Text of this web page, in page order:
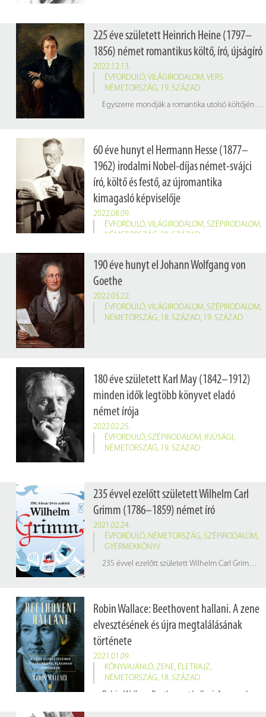
225 éve született Heinrich Heine (1797–
1856) német romantikus költő, író, újságíró
2022.12.13.
ÉVFORDULÓ, VILÁGIRODALOM, VERS,
NÉMETORSZÁG, 19. SZÁZAD
Egyszerre mondják a romantika utolsó költőjének és a romantikát meghaladó realista és modern költőnek.
60 éve hunyt el Hermann Hesse (1877–
1962) irodalmi Nobel-díjas német-svájci
író, költő és festő, az újromantika
kimagasló képviselője
2022.08.09.
ÉVFORDULÓ, VILÁGIRODALOM, SZÉPIRODALOM,
NÉMETORSZÁG 20. SZÁZAD
190 éve hunyt el Johann Wolfgang von
Goethe
2022.03.22.
ÉVFORDULÓ, VILÁGIRODALOM, SZÉPIRODALOM,
NÉMETORSZÁG, 18. SZÁZAD, 19. SZÁZAD
180 éve született Karl May (1842–1912)
minden idők legtöbb könyvet eladó
német írója
2022.02.25.
ÉVFORDULÓ, SZÉPIRODALOM, IFJÚSÁGI,
NÉMETORSZÁG, 19. SZÁZAD
235 évvel ezelőtt született Wilhelm Carl
Grimm (1786–1859) német író
2021.02.24.
ÉVFORDULÓ, NÉMETORSZÁG, SZÉPIRODALOM,
GYERMEKKÖNYV
235 évvel ezelőtt született Wilhelm Carl Grimm (1786–1859) német író, irodalom- és nyelvtudós, monda- és mesegyűjtő, könyvtáros. Az irodalomtörténet bátyjával, Jacobbal együtt „Grimm-testvérek”-ként emlegeti őket.
Robin Wallace: Beethovent hallani. A zene
elvesztésének és újra megtalálásának
története
2021.01.09.
KÖNYVAJÁNLÓ, ZENE, ÉLETRAJZ,
NÉMETORSZÁG, 18. SZÁZAD